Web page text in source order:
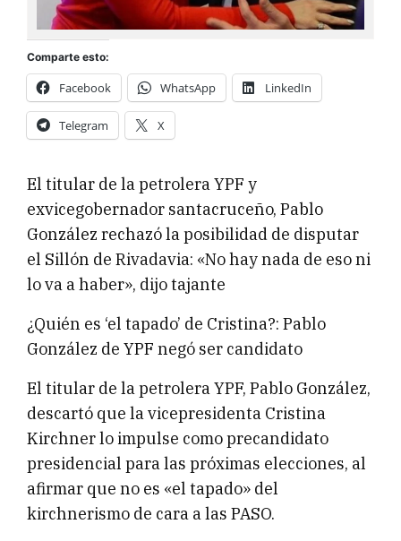
Comparte esto:
Facebook WhatsApp LinkedIn
Telegram X
El titular de la petrolera YPF y
exvicegobernador santacruceño, Pablo
González rechazó la posibilidad de disputar
el Sillón de Rivadavia: «No hay nada de eso ni
lo va a haber», dijo tajante
¿Quién es ‘el tapado’ de Cristina?: Pablo
González de YPF negó ser candidato
El titular de la petrolera YPF, Pablo González,
descartó que la vicepresidenta Cristina
Kirchner lo impulse como precandidato
presidencial para las próximas elecciones, al
afirmar que no es «el tapado» del
kirchnerismo de cara a las PASO.